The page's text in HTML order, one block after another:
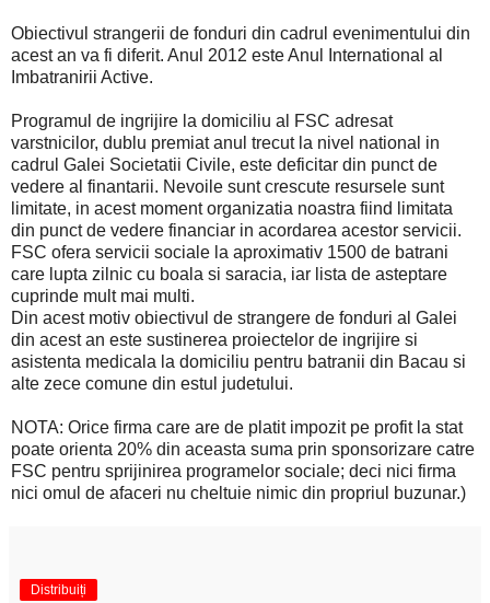
Obiectivul strangerii de fonduri din cadrul evenimentului din
acest an va fi diferit. Anul 2012 este Anul International al
Imbatranirii Active.
Programul de ingrijire la domiciliu al FSC adresat
varstnicilor, dublu premiat anul trecut la nivel national in
cadrul Galei Societatii Civile, este deficitar din punct de
vedere al finantarii. Nevoile sunt crescute resursele sunt
limitate, in acest moment organizatia noastra fiind limitata
din punct de vedere financiar in acordarea acestor servicii.
FSC ofera servicii sociale la aproximativ 1500 de batrani
care lupta zilnic cu boala si saracia, iar lista de asteptare
cuprinde mult mai multi.
Din acest motiv obiectivul de strangere de fonduri al Galei
din acest an este sustinerea proiectelor de ingrijire si
asistenta medicala la domiciliu pentru batranii din Bacau si
alte zece comune din estul judetului.
NOTA: Orice firma care are de platit impozit pe profit la stat
poate orienta 20% din aceasta suma prin sponsorizare catre
FSC pentru sprijinirea programelor sociale; deci nici firma
nici omul de afaceri nu cheltuie nimic din propriul buzunar.)
Distribuiți